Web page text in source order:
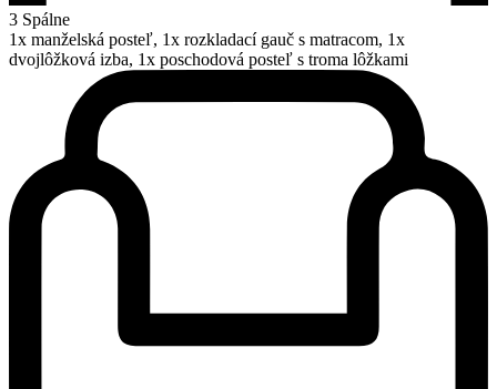
3 Spálne
1x manželská posteľ, 1x rozkladací gauč s matracom, 1x
dvojlôžková izba, 1x poschodová posteľ s troma lôžkami